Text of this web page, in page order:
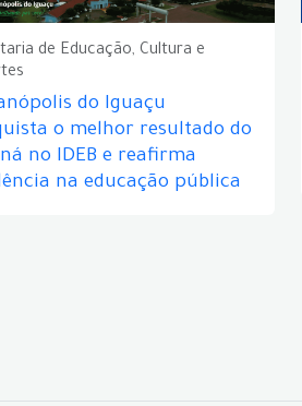
de Educação, Cultura e
do Iguaçu
o melhor resultado do
no IDEB e reafirma
na educação pública